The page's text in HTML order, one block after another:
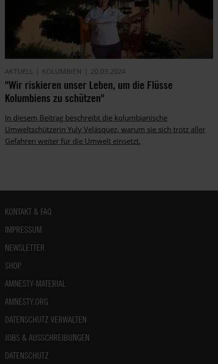
AKTUELL KOLUMBIEN 20.03.2024
"Wir riskieren unser Leben, um die Flüsse
Kolumbiens zu schützen"
In diesem Beitrag beschreibt die kolumbianische
Umweltschützerin Yuly Velásquez, warum sie sich trotz aller
Gefahren weiter für die Umwelt einsetzt.
Fußbereich
KONTAKT & FAQ
IMPRESSUM
NEWSLETTER
SHOP
AMNESTY-MATERIAL
AMNESTY.ORG
DATENSCHUTZ VERWALTEN
JOBS & AUSSCHREIBUNGEN
DATENSCHUTZ